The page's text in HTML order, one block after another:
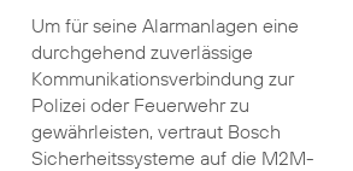
Um für seine Alarmanlagen eine
durchgehend zuverlässige
Kommunikationsverbindung zur
Polizei oder Feuerwehr zu
gewährleisten, vertraut Bosch
Sicherheitssysteme auf die M2M-